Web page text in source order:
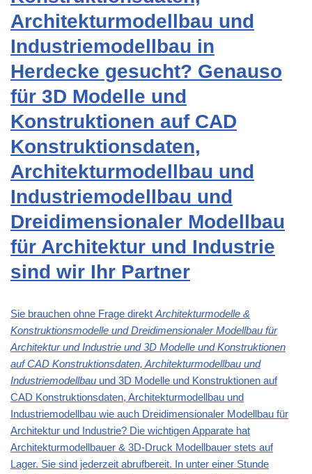
Architekturmodellbau und
Industriemodellbau in
Herdecke gesucht? Genauso
für 3D Modelle und
Konstruktionen auf CAD
Konstruktionsdaten,
Architekturmodellbau und
Industriemodellbau und
Dreidimensionaler Modellbau
für Architektur und Industrie
sind wir Ihr Partner
Sie brauchen ohne Frage direkt Architekturmodelle &
Konstruktionsmodelle und Dreidimensionaler Modellbau für
Architektur und Industrie und 3D Modelle und Konstruktionen
auf CAD Konstruktionsdaten, Architekturmodellbau und
Industriemodellbau und 3D Modelle und Konstruktionen auf
CAD Konstruktionsdaten, Architekturmodellbau und
Industriemodellbau wie auch Dreidimensionaler Modellbau für
Architektur und Industrie? Die wichtigen Apparate hat
Architekturmodellbauer & 3D-Druck Modellbauer stets auf
Lager. Sie sind jederzeit abrufbereit. In unter einer Stunde